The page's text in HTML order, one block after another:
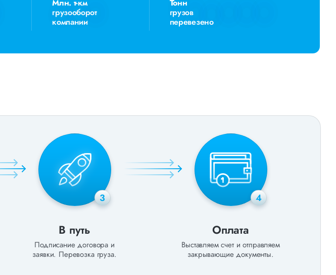
Млн. т-км
грузооборот
компании
Тонн
грузов
перевезено
3
В путь
Подписание договора и
заявки. Перевозка груза.
4
Оплата
Выставляем счет и отправляем
закрывающие документы.